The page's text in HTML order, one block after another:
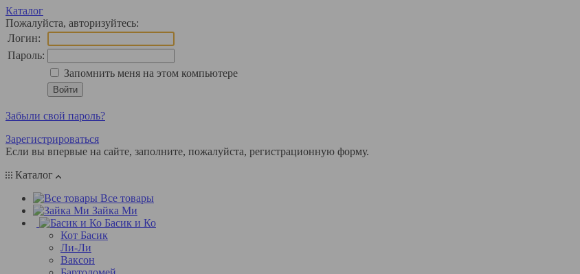
Каталог
Пожалуйста, авторизуйтесь:
Логин:
Пароль:
Запомнить меня на этом компьютере
Забыли свой пароль?
Зарегистрироваться
Если вы впервые на сайте, заполните, пожалуйста, регистрационную форму.
Каталог
Все товары
Зайка Ми
Басик и Ко
Кот Басик
Ли-Ли
Ваксон